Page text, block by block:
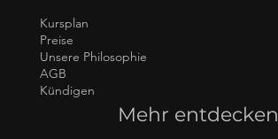
Kursplan
Preise
Unsere Philosophie
AGB
Kündigen
Mehr entdecken